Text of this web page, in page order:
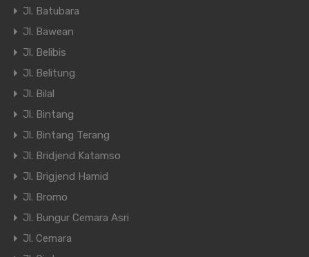
Jl. Batubara
Jl. Bawean
Jl. Belibis
Jl. Belitung
Jl. Bilal
Jl. Bintang
Jl. Bintang Terang
Jl. Bridjend Katamso
Jl. Brigjend Hamid
Jl. Bromo
Jl. Bungur Cemara Asri
Jl. Cemara